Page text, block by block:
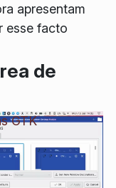
apresentam
esse facto
de
GTK